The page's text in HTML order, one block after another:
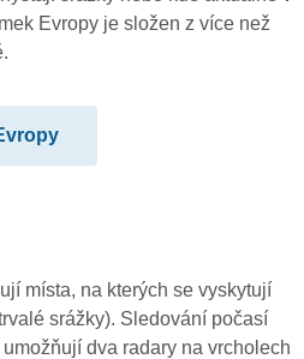
Evropy je složen z více než
místa, na kterých se vyskytují
srážky). Sledování počasí
dva radary na vrcholech